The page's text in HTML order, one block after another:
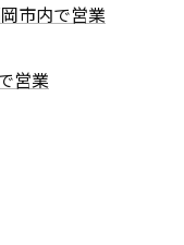
市内で営業
営業